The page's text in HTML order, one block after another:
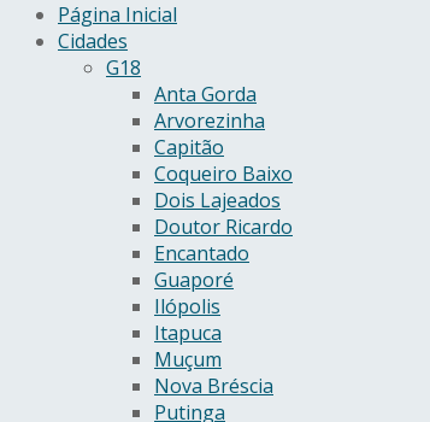
Página Inicial
Cidades
G18
Anta Gorda
Arvorezinha
Capitão
Coqueiro Baixo
Dois Lajeados
Doutor Ricardo
Encantado
Guaporé
Ilópolis
Itapuca
Muçum
Nova Bréscia
Putinga